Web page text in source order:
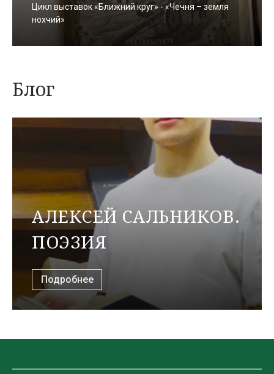
Цикл выставок «Ближний круг» - «Чечня – земля
нохчий»
Блог
АЛЕКСЕЙ САЛЬНИКОВ.
ПОЭЗИЯ
Подробнее